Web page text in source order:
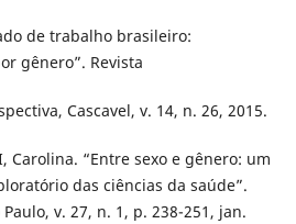
de trabalho brasileiro:
gênero”. Revista
Cascavel, v. 14, n. 26, 2015.
Carolina. “Entre sexo e gênero: um
das ciências da saúde”.
v. 27, n. 1, p. 238-251, jan.